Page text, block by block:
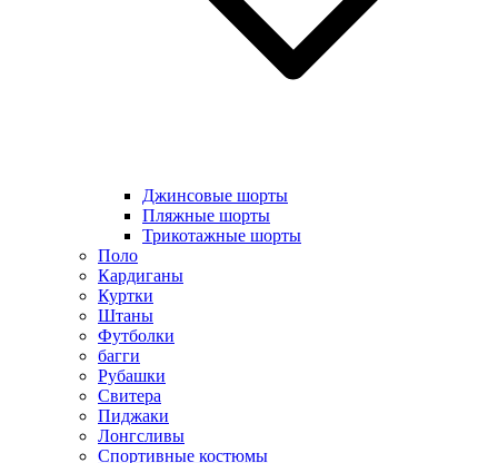
Джинсовые шорты
Пляжные шорты
Трикотажные шорты
Поло
Кардиганы
Куртки
Штаны
Футболки
багги
Рубашки
Свитера
Пиджаки
Лонгсливы
Спортивные костюмы